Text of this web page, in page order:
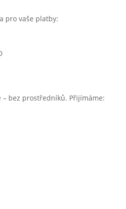
pro vaše platby:
bez prostředníků. Přijímáme: